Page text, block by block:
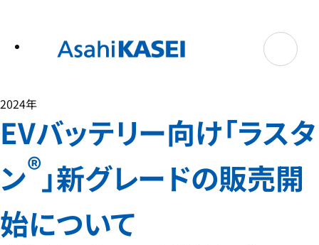
2024年
EVバッテリー向け「ラスタ
ン®」新グレードの販売開
始について